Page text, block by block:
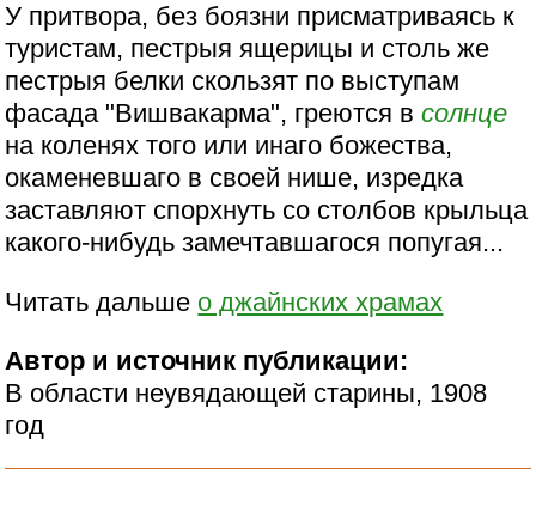
У притвора, без боязни присматриваясь к
туристам, пестрыя ящерицы и столь же
пестрыя белки скользят по выступам
фасада "Вишвакарма", греются всолнце
на коленях того или инаго божества,
окаменевшаго в своей нише, изредка
заставляют спорхнуть со столбов крыльца
какого-нибудь замечтавшагося попугая...
Читать дальше о джайнских храмах
Автор и источник публикации:
В области неувядающей старины, 1908
год